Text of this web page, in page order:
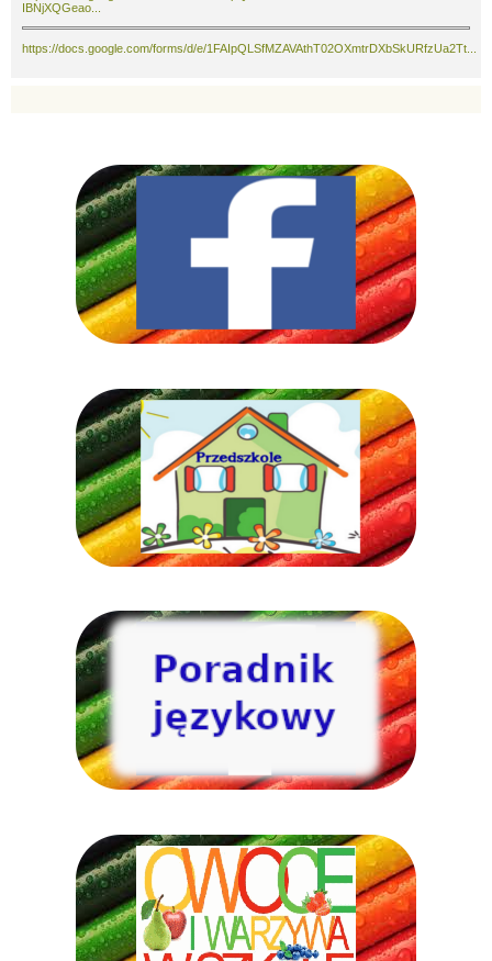
IBNjXQGeao...
https://docs.google.com/forms/d/e/1FAIpQLSfMZAVAthT02OXmtrDXbSkURfzUa2Tt...